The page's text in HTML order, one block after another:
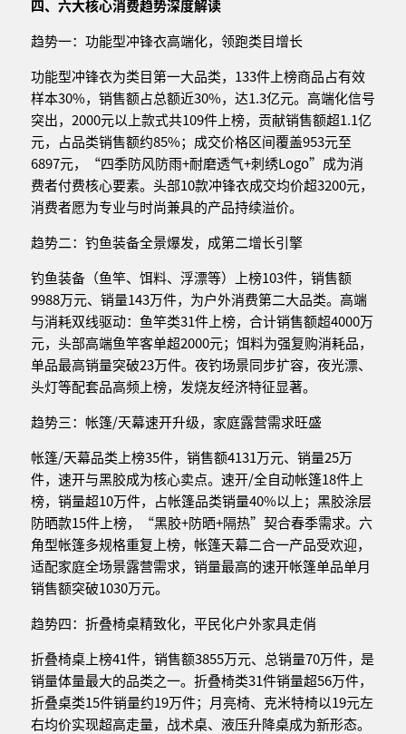
四、六大核心消费趋势深度解读
趋势一：功能型冲锋衣高端化，领跑类目增长
功能型冲锋衣为类目第一大品类，133件上榜商品占有效
样本30%，销售额占总额近30%，达1.3亿元。高端化信号
突出，2000元以上款式共109件上榜，贡献销售额超1.1亿
元，占品类销售额约85%；成交价格区间覆盖953元至
6897元，“四季防风防雨+耐磨透气+刺绣Logo”成为消
费者付费核心要素。头部10款冲锋衣成交均价超3200元，
消费者愿为专业与时尚兼具的产品持续溢价。
趋势二：钓鱼装备全景爆发，成第二增长引擎
钓鱼装备（鱼竿、饵料、浮漂等）上榜103件，销售额
9988万元、销量143万件，为户外消费第二大品类。高端
与消耗双线驱动：鱼竿类31件上榜，合计销售额超4000万
元，头部高端鱼竿客单超2000元；饵料为强复购消耗品，
单品最高销量突破23万件。夜钓场景同步扩容，夜光漂、
头灯等配套品高频上榜，发烧友经济特征显著。
趋势三：帐篷/天幕速开升级，家庭露营需求旺盛
帐篷/天幕品类上榜35件，销售额4131万元、销量25万
件，速开与黑胶成为核心卖点。速开/全自动帐篷18件上
榜，销量超10万件，占帐篷品类销量40%以上；黑胶涂层
防晒款15件上榜，“黑胶+防晒+隔热”契合春季需求。六
角型帐篷多规格重复上榜，帐篷天幕二合一产品受欢迎，
适配家庭全场景露营需求，销量最高的速开帐篷单品单月
销售额突破1030万元。
趋势四：折叠椅桌精致化，平民化户外家具走俏
折叠椅桌上榜41件，销售额3855万元、总销量70万件，是
销量体量最大的品类之一。折叠椅类31件销量超56万件，
折叠桌类15件销量约19万件；月亮椅、克米特椅以19元左
右均价实现超高走量，战术桌、液压升降桌成为新形态。